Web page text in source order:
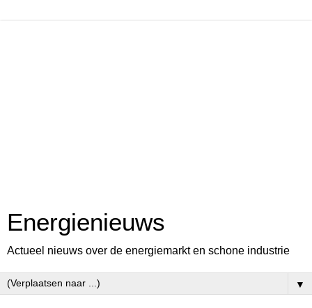
Energienieuws
Actueel nieuws over de energiemarkt en schone industrie
▼